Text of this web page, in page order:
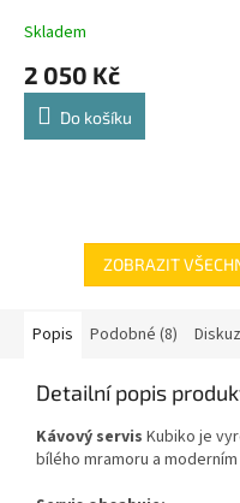
Skladem
2 050 Kč
Do košíku
ZOBRAZIT
Popis Podobné (8)
Detailní popis
Kávový servis Kubiko je
bílého mramoru a